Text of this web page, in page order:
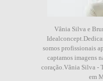
Vânia Silva e
somos profissionais
captamos imagens
coração.Vânia Silva -
em